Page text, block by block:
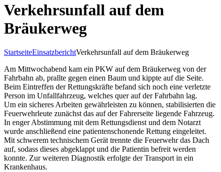
Verkehrsunfall auf dem
Bräukerweg
StartseiteEinsatzberichtVerkehrsunfall auf dem Bräukerweg
Am Mittwochabend kam ein PKW auf dem Bräukerweg von der
Fahrbahn ab, prallte gegen einen Baum und kippte auf die Seite.
Beim Eintreffen der Rettungskräfte befand sich noch eine verletzte
Person im Unfallfahrzeug, welches quer auf der Fahrbahn lag.
Um ein sicheres Arbeiten gewährleisten zu können, stabilisierten die
Feuerwehrleute zunächst das auf der Fahrerseite liegende Fahrzeug.
In enger Abstimmung mit dem Rettungsdienst und dem Notarzt
wurde anschließend eine patientenschonende Rettung eingeleitet.
Mit schwerem technischem Gerät trennte die Feuerwehr das Dach
auf, sodass dieses abgeklappt und die Patientin befreit werden
konnte. Zur weiteren Diagnostik erfolgte der Transport in ein
Krankenhaus.